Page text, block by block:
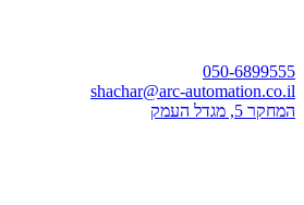
050-6899555
shachar@arc-automation.co.il
המחקר 5, מגדל העמק